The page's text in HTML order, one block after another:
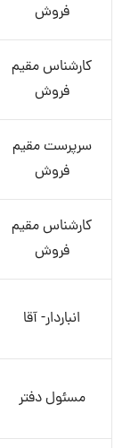
فروش
کارشناس مقیم
فروش
سرپرست مقیم
فروش
کارشناس مقیم
فروش
انباردار- آقا
مسئول دفتر